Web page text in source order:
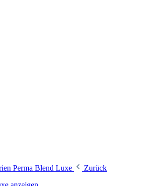
Perma Blend Luxe
Zurück